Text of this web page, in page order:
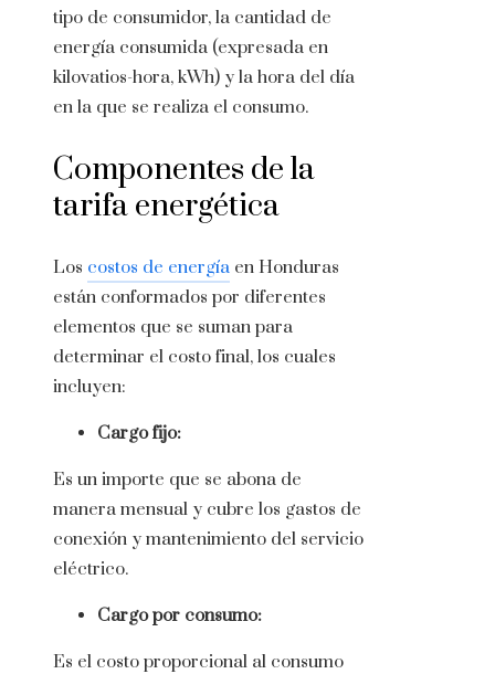
tipo de consumidor, la cantidad de
energía consumida (expresada en
kilovatios-hora, kWh) y la hora del día
en la que se realiza el consumo.
Componentes de la
tarifa energética
Los costos de energía en Honduras
están conformados por diferentes
elementos que se suman para
determinar el costo final, los cuales
incluyen:
Cargo fijo:
Es un importe que se abona de
manera mensual y cubre los gastos de
conexión y mantenimiento del servicio
eléctrico.
Cargo por consumo:
Es el costo proporcional al consumo